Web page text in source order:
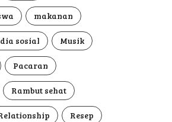
makanan
sosial Musik
Pacaran
Rambut sehat
Resep